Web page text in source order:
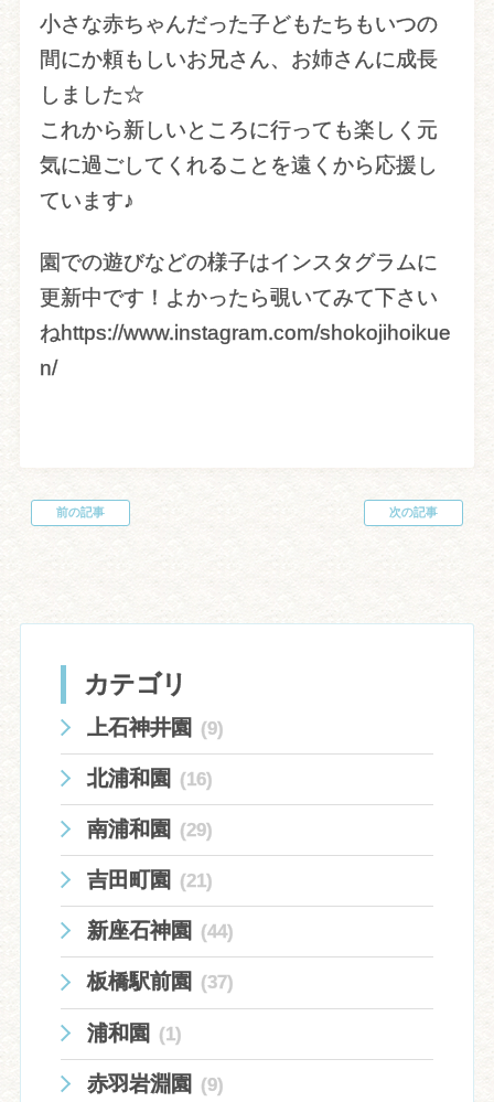
小さな赤ちゃんだった子どもたちもいつの
間にか頼もしいお兄さん、お姉さんに成長
しました☆
これから新しいところに行っても楽しく元
気に過ごしてくれることを遠くから応援し
ています♪
園での遊びなどの様子はインスタグラムに
更新中です！よかったら覗いてみて下さい
ねhttps://www.instagram.com/shokojihoikue
n/
投
前の記事 次の記事
カテゴリ
上石神井園 (9)
北浦和園 (16)
南浦和園 (29)
吉田町園 (21)
新座石神園 (44)
板橋駅前園 (37)
浦和園 (1)
赤羽岩淵園 (9)